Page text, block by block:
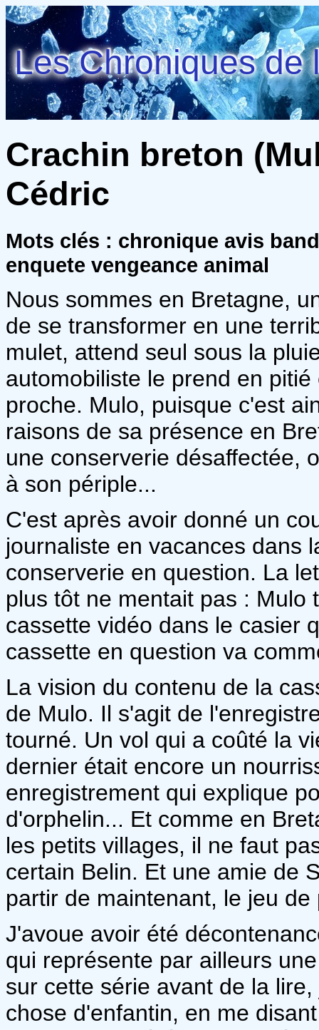
Les Chroniques de
Crachin breton
Cédric
Mots clés : chronique avis
enquete vengeance animal
Nous sommes en Bretagne,
de se transformer en une
mulet, attend seul sous la
automobiliste le prend en
proche. Mulo, puisque c'est
raisons de sa présence en
une conserverie désaffectée,
à son périple...
C'est après avoir donné un
journaliste en vacances dans
conserverie en question. La
plus tôt ne mentait pas :
cassette vidéo dans le casier
cassette en question va
La vision du contenu de la
de Mulo. Il s'agit de
tourné. Un vol qui a coûté la
dernier était encore un
enregistrement qui explique
d'orphelin... Et comme en
les petits villages, il ne faut
certain Belin. Et une amie de
partir de maintenant, le jeu
J'avoue avoir été
qui représente par ailleurs
sur cette série avant de la
chose d'enfantin, en me